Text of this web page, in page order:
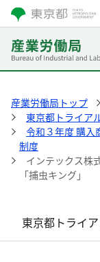
産業労働局トップ
東京都トライア
令和３年度 購入
制度
インテックス株
「捕虫キング」
東京都トライ